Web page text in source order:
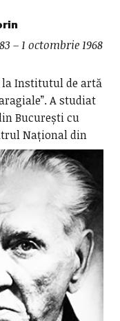
– 1 octombrie 1968
la Institutul de artă
A studiat
București cu
Național din